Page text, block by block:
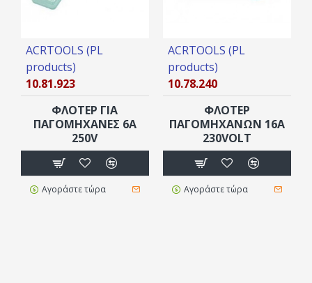
ACRTOOLS (PL
products)
10.81.923
ΦΛΟΤΕΡ ΓΙΑ
ΠΑΓΟΜΗΧΑΝΕΣ 6Α
250V
Αγοράστε τώρα
ACRTOOLS (PL
products)
10.78.240
ΦΛΟΤΕΡ
ΠΑΓΟΜΗΧΑΝΩΝ 16Α
230VOLT
Αγοράστε τώρα